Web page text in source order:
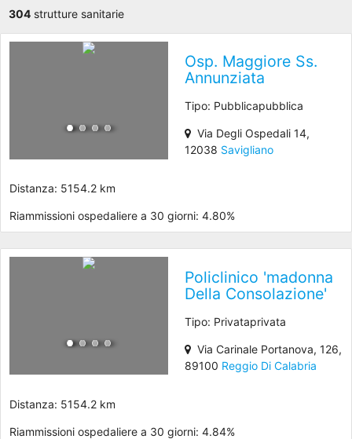
304strutture sanitarie
Osp. Maggiore Ss.
Annunziata
Tipo: Pubblicapubblica
Via Degli Ospedali 14,
12038 Savigliano
Distanza: 5154.2 km
Riammissioni ospedaliere a 30 giorni: 4.80%
Policlinico 'madonna
Della Consolazione'
Tipo: Privataprivata
Via Carinale Portanova, 126,
89100 Reggio Di Calabria
Distanza: 5154.2 km
Riammissioni ospedaliere a 30 giorni: 4.84%